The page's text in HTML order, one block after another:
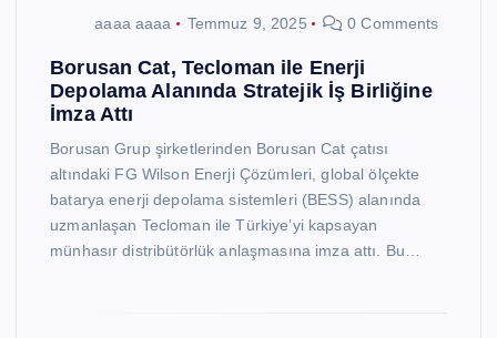
aaaa aaaa Temmuz 9, 2025 0 Comments
Borusan Cat, Tecloman ile Enerji
Depolama Alanında Stratejik İş Birliğine
İmza Attı
Borusan Grup şirketlerinden Borusan Cat çatısı
altındaki FG Wilson Enerji Çözümleri, global ölçekte
batarya enerji depolama sistemleri (BESS) alanında
uzmanlaşan Tecloman ile Türkiye’yi kapsayan
münhasır distribütörlük anlaşmasına imza attı. Bu…